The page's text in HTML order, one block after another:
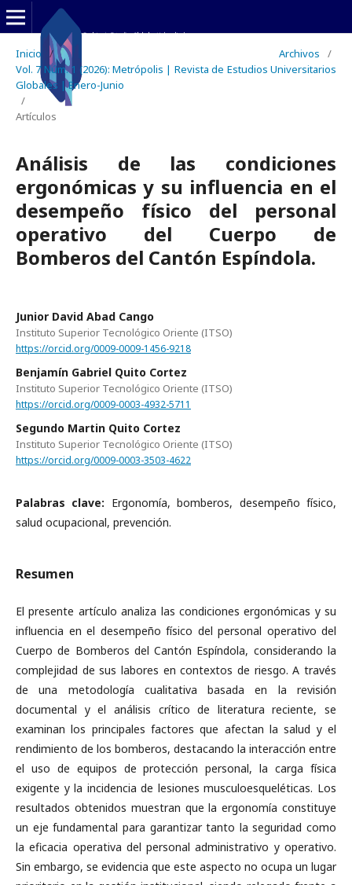
Inicio / Archivos
/
Vol. 7 Núm. 1 (2026): Metrópolis | Revista de Estudios Universitarios
Globales | Enero-Junio
/
Artículos
Análisis de las condiciones
ergonómicas y su influencia en el
desempeño físico del personal
operativo del Cuerpo de
Bomberos del Cantón Espíndola.
Junior David Abad Cango
Instituto Superior Tecnológico Oriente (ITSO)
https://orcid.org/0009-0009-1456-9218
Benjamín Gabriel Quito Cortez
Instituto Superior Tecnológico Oriente (ITSO)
https://orcid.org/0009-0003-4932-5711
Segundo Martin Quito Cortez
Instituto Superior Tecnológico Oriente (ITSO)
https://orcid.org/0009-0003-3503-4622
Palabras clave: Ergonomía, bomberos, desempeño físico,
salud ocupacional, prevención.
Resumen
El presente artículo analiza las condiciones ergonómicas y su
influencia en el desempeño físico del personal operativo del
Cuerpo de Bomberos del Cantón Espíndola, considerando la
complejidad de sus labores en contextos de riesgo. A través
de una metodología cualitativa basada en la revisión
documental y el análisis crítico de literatura reciente, se
examinan los principales factores que afectan la salud y el
rendimiento de los bomberos, destacando la interacción entre
el uso de equipos de protección personal, la carga física
exigente y la incidencia de lesiones musculoesqueléticas. Los
resultados obtenidos muestran que la ergonomía constituye
un eje fundamental para garantizar tanto la seguridad como
la eficacia operativa del personal administrativo y operativo.
Sin embargo, se evidencia que este aspecto no ocupa un lugar